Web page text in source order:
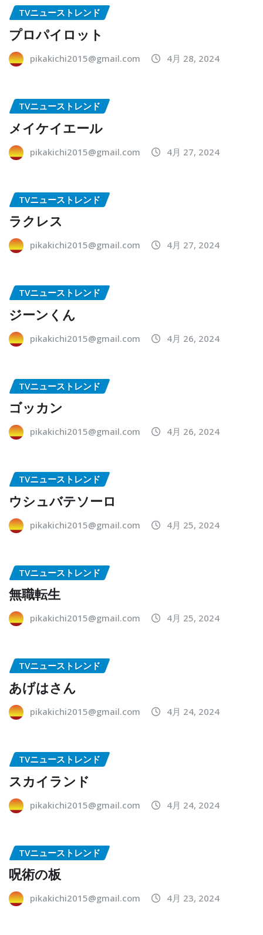
TVニューストレンド
プロパイロット
pikakichi2015@gmail.com 4月 28, 2024
TVニューストレンド
メイケイエール
pikakichi2015@gmail.com 4月 27, 2024
TVニューストレンド
ラクレス
pikakichi2015@gmail.com 4月 27, 2024
TVニューストレンド
ジーンくん
pikakichi2015@gmail.com 4月 26, 2024
TVニューストレンド
ゴッカン
pikakichi2015@gmail.com 4月 26, 2024
TVニューストレンド
ウシュバテソーロ
pikakichi2015@gmail.com 4月 25, 2024
TVニューストレンド
無職転生
pikakichi2015@gmail.com 4月 25, 2024
TVニューストレンド
あげはさん
pikakichi2015@gmail.com 4月 24, 2024
TVニューストレンド
スカイランド
pikakichi2015@gmail.com 4月 24, 2024
TVニューストレンド
呪術の板
pikakichi2015@gmail.com 4月 23, 2024